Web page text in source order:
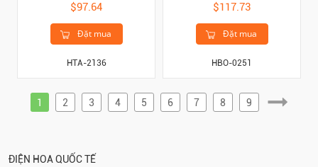
$97.64
Đặt mua
HTA-2136
$117.73
Đặt mua
HBO-0251
1 2 3 4 5 6 7 8 9
ĐIỆN HOA QUỐC TẾ